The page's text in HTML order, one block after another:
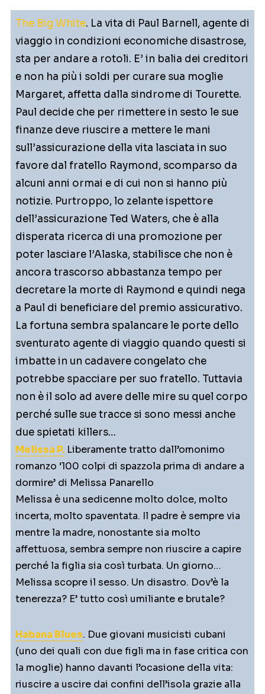
The Big White. La vita di Paul Barnell, agente di
viaggio in condizioni economiche disastrose,
sta per andare a rotoli. E’ in balia dei creditori
e non ha più i soldi per curare sua moglie
Margaret, affetta dalla sindrome di Tourette.
Paul decide che per rimettere in sesto le sue
finanze deve riuscire a mettere le mani
sull’assicurazione della vita lasciata in suo
favore dal fratello Raymond, scomparso da
alcuni anni ormai e di cui non si hanno più
notizie. Purtroppo, lo zelante ispettore
dell’assicurazione Ted Waters, che è alla
disperata ricerca di una promozione per
poter lasciare l’Alaska, stabilisce che non è
ancora trascorso abbastanza tempo per
decretare la morte di Raymond e quindi nega
a Paul di beneficiare del premio assicurativo.
La fortuna sembra spalancare le porte dello
sventurato agente di viaggio quando questi si
imbatte in un cadavere congelato che
potrebbe spacciare per suo fratello. Tuttavia
non è il solo ad avere delle mire su quel corpo
perché sulle sue tracce si sono messi anche
due spietati killers…
Melissa P. Liberamente tratto dall’omonimo
romanzo ‘100 colpi di spazzola prima di andare a
dormire’ di Melissa Panarello
Melissa è una sedicenne molto dolce, molto
incerta, molto spaventata. Il padre è sempre via
mentre la madre, nonostante sia molto
affettuosa, sembra sempre non riuscire a capire
perché la figlia sia così turbata. Un giorno…
Melissa scopre il sesso. Un disastro. Dov’è la
tenerezza? E’ tutto così umiliante e brutale?
Habana Blues. Due giovani musicisti cubani
(uno dei quali con due figli ma in fase critica con
la moglie) hanno davanti l’ocasione della vita:
riuscire a uscire dai confini dell’isola grazie alla